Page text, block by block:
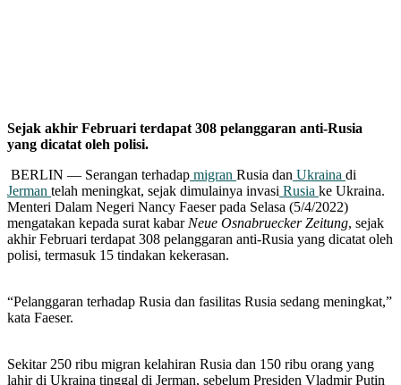
Sejak akhir Februari terdapat 308 pelanggaran anti-Rusia
yang dicatat oleh polisi.
BERLIN — Serangan terhadap migran Rusia dan Ukraina di
Jerman telah meningkat, sejak dimulainya invasi Rusia ke Ukraina.
Menteri Dalam Negeri Nancy Faeser pada Selasa (5/4/2022)
mengatakan kepada surat kabar Neue Osnabruecker Zeitung, sejak
akhir Februari terdapat 308 pelanggaran anti-Rusia yang dicatat oleh
polisi, termasuk 15 tindakan kekerasan.
“Pelanggaran terhadap Rusia dan fasilitas Rusia sedang meningkat,”
kata Faeser.
Sekitar 250 ribu migran kelahiran Rusia dan 150 ribu orang yang
lahir di Ukraina tinggal di Jerman, sebelum Presiden Vladmir Putin